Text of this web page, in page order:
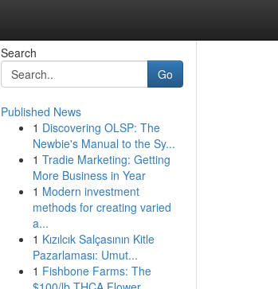
Search
Go
Published News
1 Discovering OLSP: The
Newbie's Manual to the Sy...
1 Tradie Marketing: Getting
More Business in Year
1 Modern investment
methods for creating varied
a...
1 Kızılcık Salçasının Kitle
Pazarlaması: Umut...
1 Fishbone Farms: The